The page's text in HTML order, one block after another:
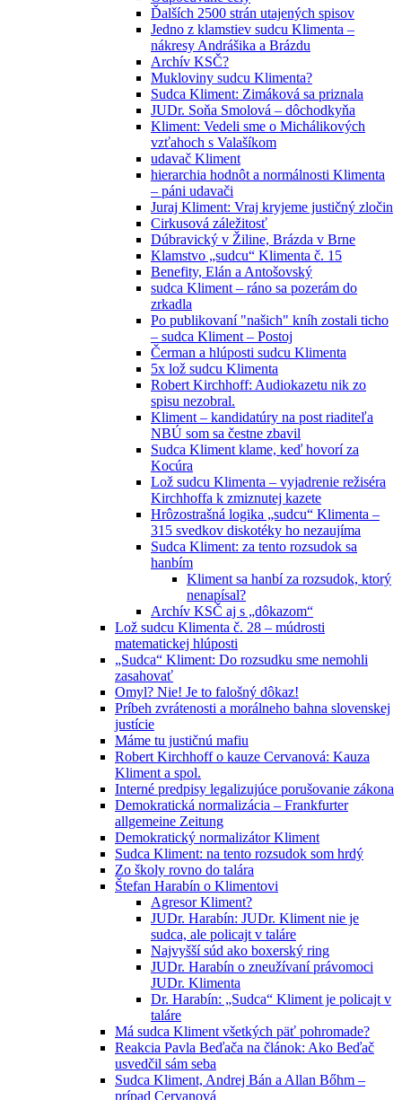
Ďalších 2500 strán utajených spisov
Jedno z klamstiev sudcu Klimenta –
nákresy Andrášika a Brázdu
Archív KSČ?
Mukloviny sudcu Klimenta?
Sudca Kliment: Zimáková sa priznala
JUDr. Soňa Smolová – dôchodkyňa
Kliment: Vedeli sme o Michálikových
vzťahoch s Valašíkom
udavač Kliment
hierarchia hodnôt a normálnosti Klimenta
– páni udavači
Juraj Kliment: Vraj kryjeme justičný zločin
Cirkusová záležitosť
Dúbravický v Žiline, Brázda v Brne
Klamstvo „sudcu“ Klimenta č. 15
Benefity, Elán a Antošovský
sudca Kliment – ráno sa pozerám do
zrkadla
Po publikovaní "našich" kníh zostali ticho
– sudca Kliment – Postoj
Čerman a hlúposti sudcu Klimenta
5x lož sudcu Klimenta
Robert Kirchhoff: Audiokazetu nik zo
spisu nezobral.
Kliment – kandidatúry na post riaditeľa
NBÚ som sa čestne zbavil
Sudca Kliment klame, keď hovorí za
Kocúra
Lož sudcu Klimenta – vyjadrenie režiséra
Kirchhoffa k zmiznutej kazete
Hrôzostrašná logika „sudcu“ Klimenta –
315 svedkov diskotéky ho nezaujíma
Sudca Kliment: za tento rozsudok sa
hanbím
Kliment sa hanbí za rozsudok, ktorý
nenapísal?
Archív KSČ aj s „dôkazom“
Lož sudcu Klimenta č. 28 – múdrosti
matematickej hlúposti
„Sudca“ Kliment: Do rozsudku sme nemohli
zasahovať
Omyl? Nie! Je to falošný dôkaz!
Príbeh zvrátenosti a morálneho bahna slovenskej
justície
Máme tu justičnú mafiu
Robert Kirchhoff o kauze Cervanová: Kauza
Kliment a spol.
Interné predpisy legalizujúce porušovanie zákona
Demokratická normalizácia – Frankfurter
allgemeine Zeitung
Demokratický normalizátor Kliment
Sudca Kliment: na tento rozsudok som hrdý
Zo školy rovno do talára
Štefan Harabín o Klimentovi
Agresor Kliment?
JUDr. Harabín: JUDr. Kliment nie je
sudca, ale policajt v taláre
Najvyšší súd ako boxerský ring
JUDr. Harabín o zneužívaní právomoci
JUDr. Klimenta
Dr. Harabín: „Sudca“ Kliment je policajt v
taláre
Má sudca Kliment všetkých päť pohromade?
Reakcia Pavla Beďača na článok: Ako Beďač
usvedčil sám seba
Sudca Kliment, Andrej Bán a Allan Bőhm –
prípad Cervanová